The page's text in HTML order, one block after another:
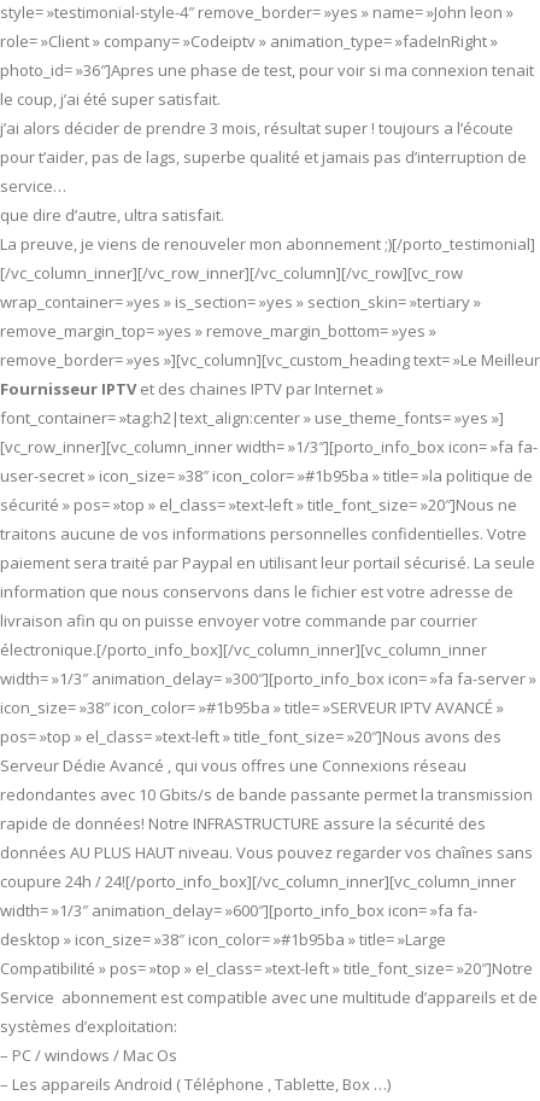
style= »testimonial-style-4″ remove_border= »yes » name= »John leon »
role= »Client » company= »Codeiptv » animation_type= »fadeInRight »
photo_id= »36″]Apres une phase de test, pour voir si ma connexion tenait
le coup, j’ai été super satisfait.
j’ai alors décider de prendre 3 mois, résultat super ! toujours a l’écoute
pour t’aider, pas de lags, superbe qualité et jamais pas d’interruption de
service…
que dire d’autre, ultra satisfait.
La preuve, je viens de renouveler mon abonnement ;)[/porto_testimonial]
[/vc_column_inner][/vc_row_inner][/vc_column][/vc_row][vc_row
wrap_container= »yes » is_section= »yes » section_skin= »tertiary »
remove_margin_top= »yes » remove_margin_bottom= »yes »
remove_border= »yes »][vc_column][vc_custom_heading text= »Le Meilleur
Fournisseur IPTVet des chaines IPTV par Internet »
font_container= »tag:h2|text_align:center » use_theme_fonts= »yes »]
[vc_row_inner][vc_column_inner width= »1/3″][porto_info_box icon= »fa fa-
user-secret » icon_size= »38″ icon_color= »#1b95ba » title= »la politique de
sécurité » pos= »top » el_class= »text-left » title_font_size= »20″]Nous ne
traitons aucune de vos informations personnelles confidentielles. Votre
paiement sera traité par Paypal en utilisant leur portail sécurisé. La seule
information que nous conservons dans le fichier est votre adresse de
livraison afin qu on puisse envoyer votre commande par courrier
électronique.[/porto_info_box][/vc_column_inner][vc_column_inner
width= »1/3″ animation_delay= »300″][porto_info_box icon= »fa fa-server »
icon_size= »38″ icon_color= »#1b95ba » title= »SERVEUR IPTV AVANCÉ »
pos= »top » el_class= »text-left » title_font_size= »20″]Nous avons des
Serveur Dédie Avancé , qui vous offres une Connexions réseau
redondantes avec 10 Gbits/s de bande passante permet la transmission
rapide de données! Notre INFRASTRUCTURE assure la sécurité des
données AU PLUS HAUT niveau. Vous pouvez regarder vos chaînes sans
coupure 24h / 24![/porto_info_box][/vc_column_inner][vc_column_inner
width= »1/3″ animation_delay= »600″][porto_info_box icon= »fa fa-
desktop » icon_size= »38″ icon_color= »#1b95ba » title= »Large
Compatibilité » pos= »top » el_class= »text-left » title_font_size= »20″]Notre
Service abonnement est compatible avec une multitude d’appareils et de
systèmes d’exploitation:
– PC / windows / Mac Os
– Les appareils Android ( Téléphone , Tablette, Box …)